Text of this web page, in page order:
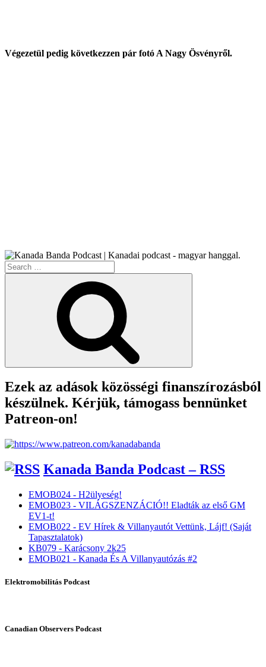
Végezetül pedig következzen pár fotó A Nagy Ösvényről.
Search
for:
Ezek az adások közösségi finanszírozásból
készülnek. Kérjük, támogass bennünket
Patreon-on!
Kanada Banda Podcast – RSS
EMOB024 - H2ülyeség!
EMOB023 - VILÁGSZENZÁCIÓ!! Eladták az első GM
EV1-t!
EMOB022 - EV Hírek & Villanyautót Vettünk, Lájf! (Saját
Tapasztalatok)
KB079 - Karácsony 2k25
EMOB021 - Kanada És A Villanyautózás #2
Elektromobilitás Podcast
Canadian Observers Podcast